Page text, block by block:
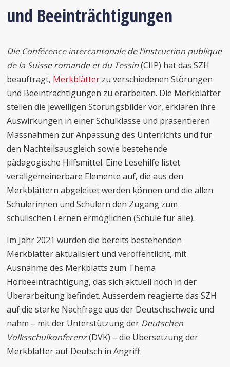
und Beeinträchtigungen
Die Conférence intercantonale de l’instruction publique
de la Suisse romande et du Tessin(CIIP) hat das SZH
beauftragt, Merkblätter zu verschiedenen Störungen
und Beeinträchtigungen zu erarbeiten. Die Merkblätter
stellen die jeweiligen Störungsbilder vor, erklären ihre
Auswirkungen in einer Schulklasse und präsentieren
Massnahmen zur Anpassung des Unterrichts und für
den Nachteilsausgleich sowie bestehende
pädagogische Hilfsmittel. Eine Lesehilfe listet
verallgemeinerbare Elemente auf, die aus den
Merkblättern abgeleitet werden können und die allen
Schülerinnen und Schülern den Zugang zum
schulischen Lernen ermöglichen (Schule für alle).
Im Jahr 2021 wurden die bereits bestehenden
Merkblätter aktualisiert und veröffentlicht, mit
Ausnahme des Merkblatts zum Thema
Hörbeeinträchtigung, das sich aktuell noch in der
Überarbeitung befindet. Ausserdem reagierte das SZH
auf die starke Nachfrage aus der Deutschschweiz und
nahm – mit der Unterstützung der Deutschen
Volksschulkonferenz(DVK) – die Übersetzung der
Merkblätter auf Deutsch in Angriff.